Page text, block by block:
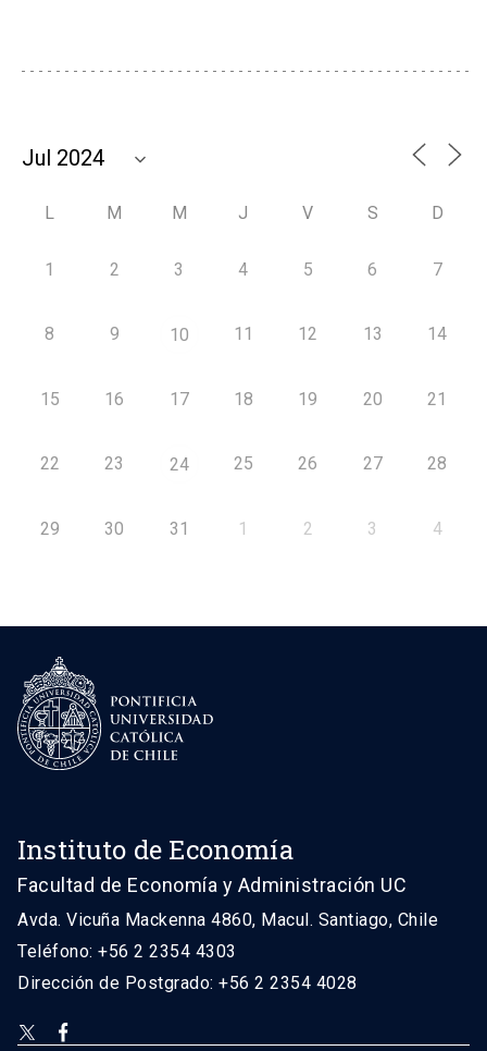
L M M J V S D
1 2 3 4 5 6 7
8 9 10 11 12 13 14
15 16 17 18 19 20 21
22 23 24 25 26 27 28
29 30 31 1 2 3 4
Instituto de Economía
Facultad de Economía y Administración UC
Avda. Vicuña Mackenna 4860, Macul. Santiago, Chile
Teléfono: +56 2 2354 4303
Dirección de Postgrado: +56 2 2354 4028